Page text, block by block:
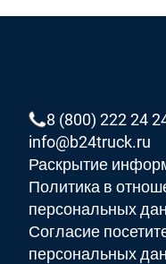
8 (800) 222 24
info@b24truck.ru
Раскрытие
Политика в
персональных
Согласие
персональных